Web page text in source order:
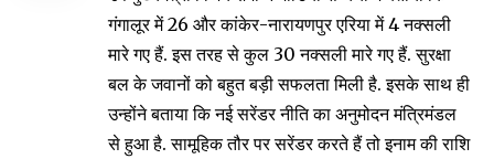
गंगालूर में 26 और कांकेर-नारायणपुर एरिया में 4 नक्सली
मारे गए हैं. इस तरह से कुल 30 नक्सली मारे गए हैं. सुरक्षा
बल के जवानों को बहुत बड़ी सफलता मिली है. इसके साथ ही
उन्होंने बताया कि नई सरेंडर नीति का अनुमोदन मंत्रिमंडल
से हुआ है. सामूहिक तौर पर सरेंडर करते हैं तो इनाम की राशि